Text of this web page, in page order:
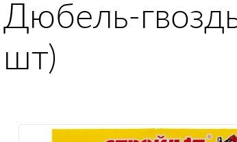
Дюбель-
шт)